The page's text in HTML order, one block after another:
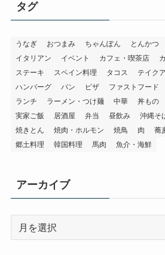
ー
タグ
うなぎ おつまみ ちゃんぽん とんかつ
イタリアン
イベント カフェ・喫茶店
ステーキ
スペイン料理 タコス テイク
ハンバーグ
パン ピザ ファストフード
ランチ
ラーメン・つけ麺 中華 丼もの
実家ご飯
居酒屋 弁当 昼飲み 沖縄そ
焼きとん
焼肉・ホルモン 焼鳥 肉 蕎
郷土料理
韓国料理 馬肉 魚介・海鮮
アーカイブ